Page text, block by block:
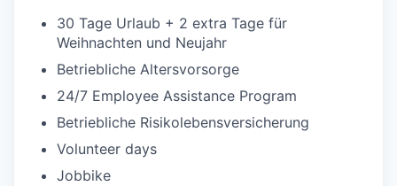
30 Tage Urlaub + 2 extra Tage für
Weihnachten und Neujahr
Betriebliche Altersvorsorge
24/7 Employee Assistance Program
Betriebliche Risikolebensversicherung
Volunteer days
Jobbike